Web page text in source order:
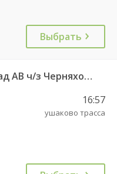
Выбрать
580 Гусев КДП — Калининград АВ ч/з Черняховск АС
16:57
ушаково трасса